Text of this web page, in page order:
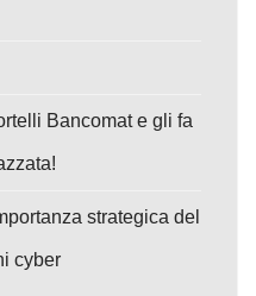
Bancomat e gli fa
strategica del
cyber